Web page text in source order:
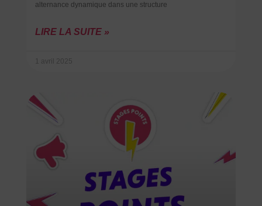
alternance dynamique dans une structure
LIRE LA SUITE »
1 avril 2025